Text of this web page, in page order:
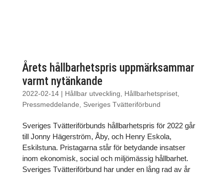
Årets hållbarhetspris uppmärksammar
varmt nytänkande
2022-02-14| Hållbar utveckling Hållbarhetspriset,
Pressmeddelande
Sveriges Tvätteriförbund
Sveriges Tvätteriförbunds hållbarhetspris för 2022 går
till Jonny Hägerström, Åby, och Henry Eskola,
Eskilstuna. Pristagarna står för betydande insatser
inom ekonomisk, social och miljömässig hållbarhet.
Sveriges Tvätteriförbund har under en lång rad av år